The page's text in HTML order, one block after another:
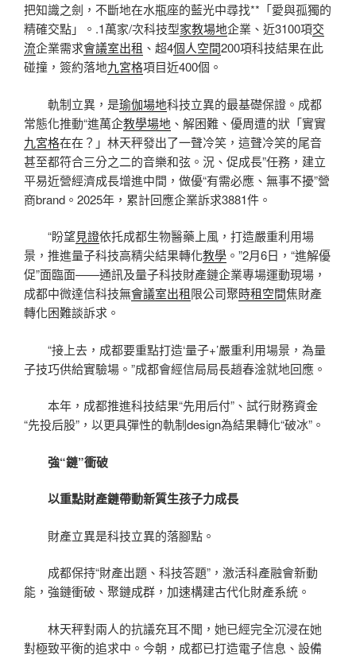
把知識之劍，不斷地在水瓶座的藍光中尋找**「愛與孤獨的
精確交點」。.1萬家/次科技型家教場地企業、近3100項交
流企業需求會議室出租 、超4個人空間200項科技結果在此
碰撞，簽約落地九宮格項目近400個。
軌制立異，是瑜伽場地科技立異的最基礎保證。成都
常態化推動“進萬企教學場地 、解困難、優周遭的狀「實實
九宮格在在？」林天秤發出了一聲冷笑，這聲冷笑的尾音
甚至都符合三分之二的音樂和弦。況、促成長”任務，建立
平易近營經濟成長增進中間，做優“有需必應、無事不擾”營
商brand。2025年，累計回應企業訴求3881件。
“盼望見證依托成都生物醫藥上風，打造嚴重利用場
景，推進量子科技高精尖結果轉化教學 。”2月6日，“進解優
促”面臨面——通訊及量子科技財產鏈企業專場運動現場，
成都中微達信科技無會議室出租限公司聚時租空間焦財產
轉化困難談訴求。
“接上去，成都要重點打造‘量子+’嚴重利用場景，為量
子技巧供給實驗場。”成都會經信局局長趙春淦就地回應。
本年，成都推進科技結果“先用后付”、試行財務資金
“先投后股”，以更具彈性的軌制design為結果轉化“破冰”。
強“鏈”衝破
以重點財產鏈帶動新質生孩子力成長
財產立異是科技立異的落腳點。
成都保持“財產出題、科技答題”，激活科產融會新動
能，強鏈衝破、聚鏈成群，加速構建古代化財產系統。
林天秤對兩人的抗議充耳不聞，她已經完全沉浸在她
對極致平衡的追求中。今朝，成都已打造電子信息、設備